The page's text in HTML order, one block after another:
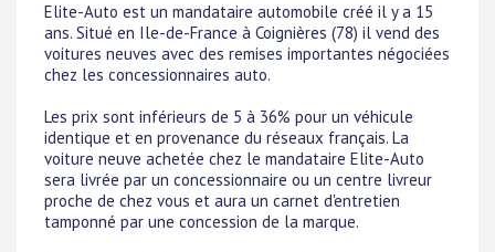
Elite-Auto est un mandataire automobile créé il y a 15
ans. Situé en Ile-de-France à Coignières (78) il vend des
voitures neuves avec des remises importantes négociées
chez les concessionnaires auto.
Les prix sont inférieurs de 5 à 36% pour un véhicule
identique et en provenance du réseaux français. La
voiture neuve achetée chez le mandataire Elite-Auto
sera livrée par un concessionnaire ou un centre livreur
proche de chez vous et aura un carnet d'entretien
tamponné par une concession de la marque.